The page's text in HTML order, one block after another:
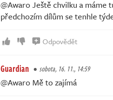
@Awaro Ještě chvilku a máme
předchozím dílům se tenhle
Odpovědět
Guardian sobota, 16. 11., 14:59
@Awaro Mě to zajímá